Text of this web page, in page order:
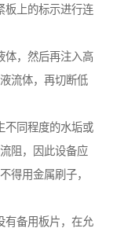
板上的标示进行连
体，然后再注入高
流体，再切断低
不同程度的水垢或
阻，因此设备应
得用金属刷子，
有备用板片，在允